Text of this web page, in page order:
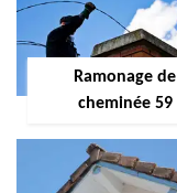
Ramonage de
cheminée 59